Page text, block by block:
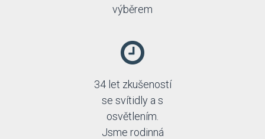
výběrem
34 let zkušeností
se svítidly a s
osvětlením.
Jsme rodinná